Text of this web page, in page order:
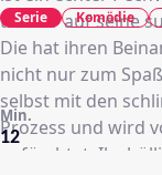
trifft er auf seine
Die hat ihren
nicht nur zum
selbst mit den
Prozess und wird
gefürchtet. Ihr
12
Min.
Serie Komödie